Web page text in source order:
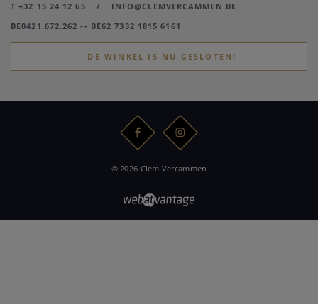
T +32 15 24 12 65 /
INFO@CLEMVERCAMMEN.BE
BE0421.672.262 -- BE62 7332 1815 6161
DE WINKEL IS NU GESLOTEN!
© 2026 Clem Vercammen